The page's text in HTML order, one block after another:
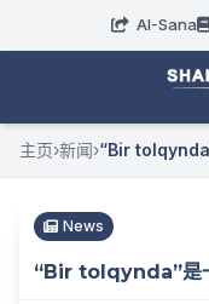
AI-Sana
主页›新闻›“Bir
News
“Bir tolqynda”是